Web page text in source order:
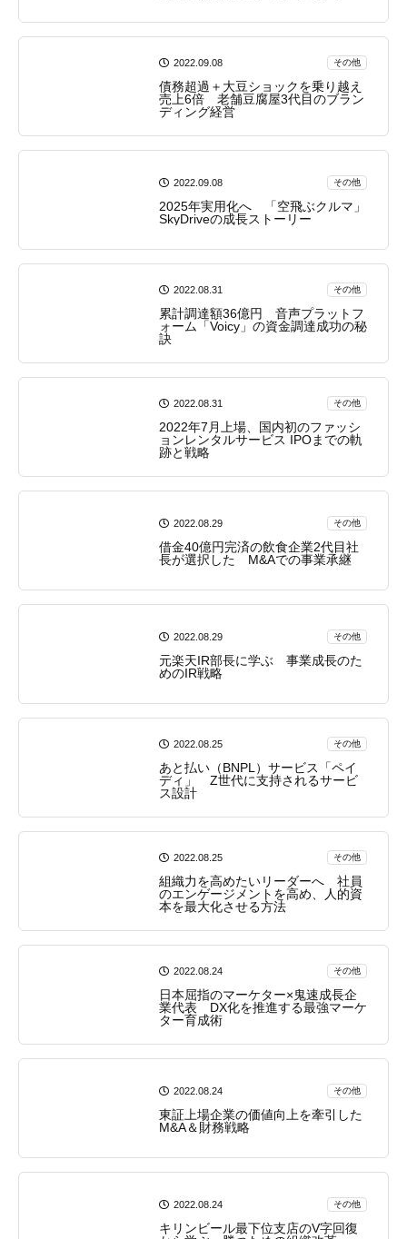
2022.09.08 その他
債務超過＋大豆ショックを乗り越え
売上6倍 老舗豆腐屋3代目のブラン
ディング経営
2022.09.08 その他
2025年実用化へ 「空飛ぶクルマ」
SkyDriveの成長ストーリー
2022.08.31 その他
累計調達額36億円 音声プラットフ
ォーム「Voicy」の資金調達成功の秘
訣
2022.08.31 その他
2022年7月上場、国内初のファッシ
ョンレンタルサービス IPOまでの軌
跡と戦略
2022.08.29 その他
借金40億円完済の飲食企業2代目社
長が選択した M&Aでの事業承継
2022.08.29 その他
元楽天IR部長に学ぶ 事業成長のた
めのIR戦略
2022.08.25 その他
あと払い（BNPL）サービス「ペイ
ディ」 Z世代に支持されるサービ
ス設計
2022.08.25 その他
組織力を高めたいリーダーへ 社員
のエンゲージメントを高め、人的資
本を最大化させる方法
2022.08.24 その他
日本屈指のマーケター×鬼速成長企
業代表 DX化を推進する最強マーケ
ター育成術
2022.08.24 その他
東証上場企業の価値向上を牽引した
M&A＆財務戦略
2022.08.24 その他
キリンビール最下位支店のV字回復